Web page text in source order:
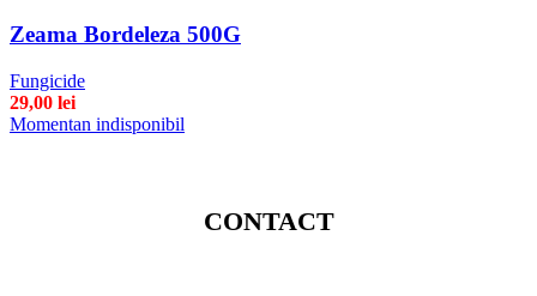
Zeama Bordeleza 500G
Fungicide
29,00 lei
Momentan indisponibil
CONTACT